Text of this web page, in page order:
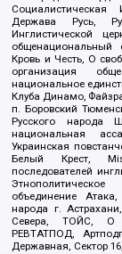
Социалистическая
Держава Русь,
Инглистической
общенациональный
Кровь и Честь, О
организация
национальное
Клуба Динамо,
п. Боровский
Русского народа
национальная
Украинская
Белый Крест,
последователей
объединение
народа г.
Севера, ТОЙС, О
РЕВТАТПОД,
Державная, Сектор